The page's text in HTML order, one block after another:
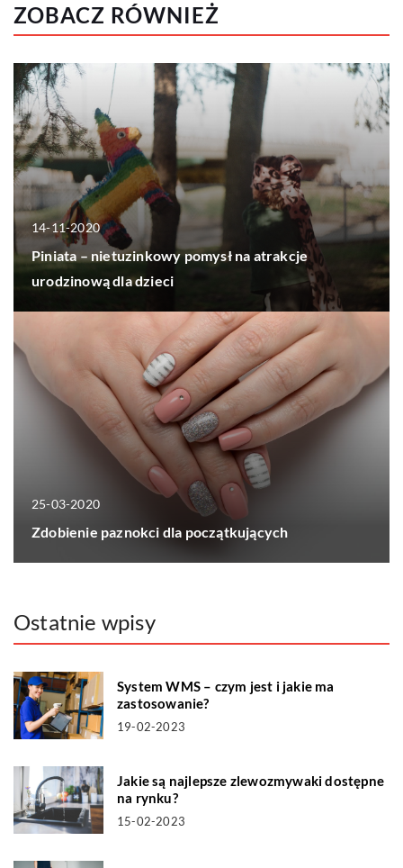
ZOBACZ RÓWNIEŻ
14-11-2020
Piniata – nietuzinkowy pomysł na atrakcje
urodzinową dla dzieci
25-03-2020
Zdobienie paznokci dla początkujących
Ostatnie wpisy
System WMS – czym jest i jakie ma
zastosowanie?
19-02-2023
Jakie są najlepsze zlewozmywaki dostępne
na rynku?
15-02-2023